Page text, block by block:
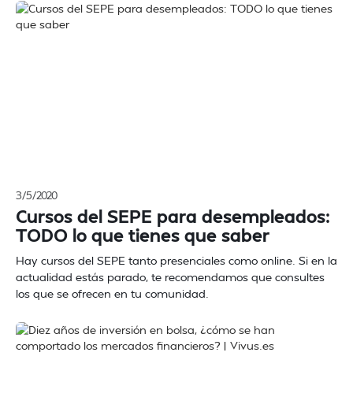
3/5/2020
Cursos del SEPE para desempleados:
TODO lo que tienes que saber
Hay cursos del SEPE tanto presenciales como online. Si en la
actualidad estás parado, te recomendamos que consultes
los que se ofrecen en tu comunidad.